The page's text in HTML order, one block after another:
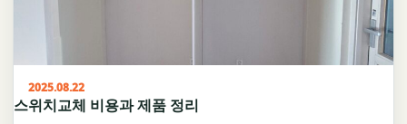
2025.08.22
스위치교체 비용과 제품 정리